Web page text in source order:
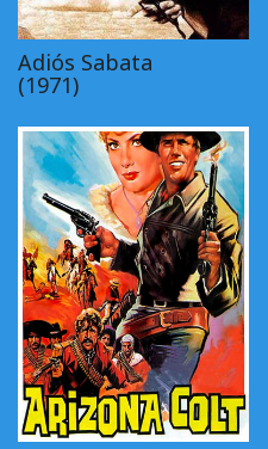
Adiós Sabata
(1971)